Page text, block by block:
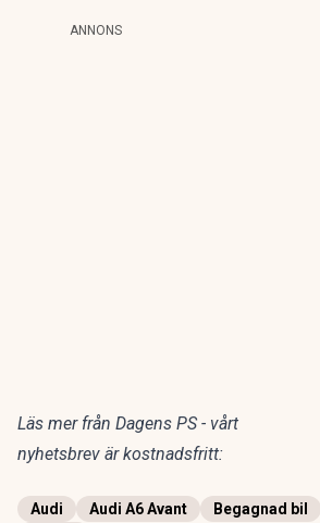
ANNONS
Läs mer från Dagens PS - vårt
nyhetsbrev är kostnadsfritt:
Audi Audi A6 Avant Begagnad bil